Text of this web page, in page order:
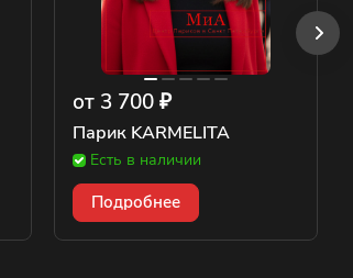
от 3 700 ₽
Парик KARMELITA
Есть в наличии
Подробнее